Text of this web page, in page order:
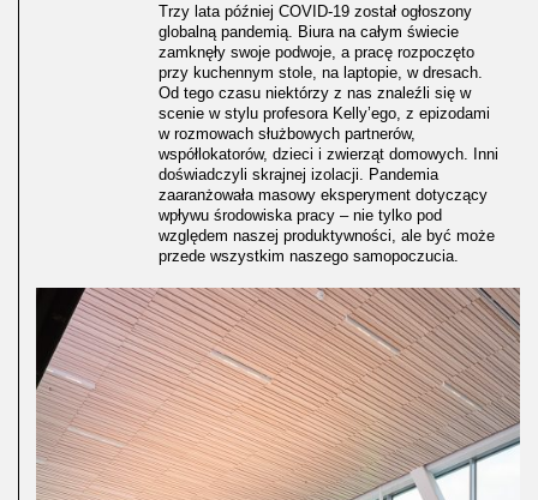
The Collaborative Office
Trzy lata później COVID-19 został ogłoszony
globalną pandemią. Biura na całym świecie
zamknęły swoje podwoje, a pracę rozpoczęto
przy kuchennym stole, na laptopie, w dresach.
Od tego czasu niektórzy z nas znaleźli się w
scenie w stylu profesora Kelly’ego, z epizodami
w rozmowach służbowych partnerów,
współlokatorów, dzieci i zwierząt domowych. Inni
doświadczyli skrajnej izolacji. Pandemia
zaaranżowała masowy eksperyment dotyczący
wpływu środowiska pracy – nie tylko pod
względem naszej produktywności, ale być może
przede wszystkim naszego samopoczucia.